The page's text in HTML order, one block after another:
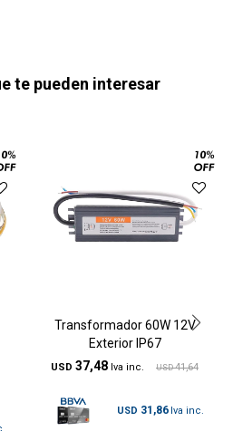
te pueden interesar
Transformador 60W 12V
Exterior IP67
USD 37,48 USD 41,64
USD 31,86